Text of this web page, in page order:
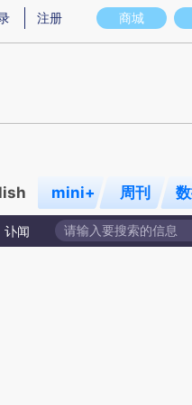
意图存在偏差。不代表财新观点和
商城
注册
mini+ 周刊
讣闻